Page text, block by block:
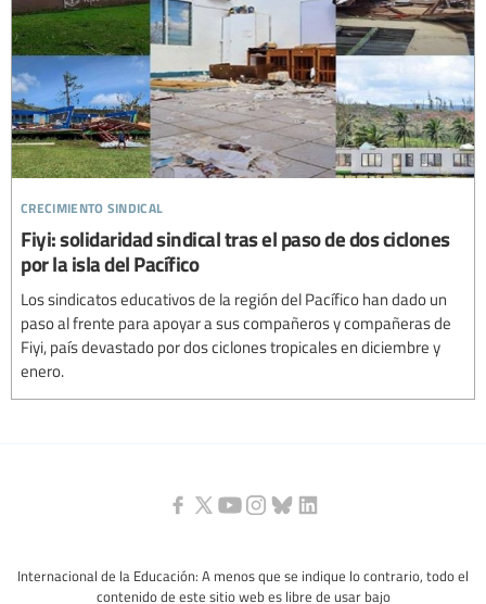
crecimiento sindical
Fiyi: solidaridad sindical tras el paso de dos ciclones
por la isla del Pacífico
Los sindicatos educativos de la región del Pacífico han dado un
paso al frente para apoyar a sus compañeros y compañeras de
Fiyi, país devastado por dos ciclones tropicales en diciembre y
enero.
Internacional de la Educación: A menos que se indique lo contrario, todo el
contenido de este sitio web es libre de usar bajo